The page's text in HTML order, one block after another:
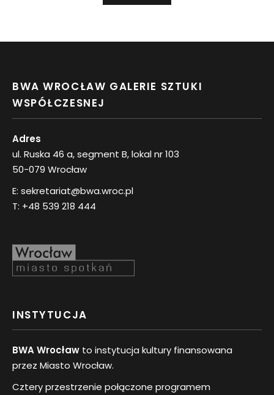
BWA WROCŁAW GALERIE SZTUKI
WSPÓŁCZESNEJ
Adres
ul. Ruska 46 a, segment B, lokal nr 103
50-079 Wrocław
E: sekretariat@bwa.wroc.pl
T: +48 539 218 444
INSTYTUCJA
BWA Wrocław to instytucja kultury finansowana
przez Miasto Wrocław.
Cztery przestrzenie połączone programem